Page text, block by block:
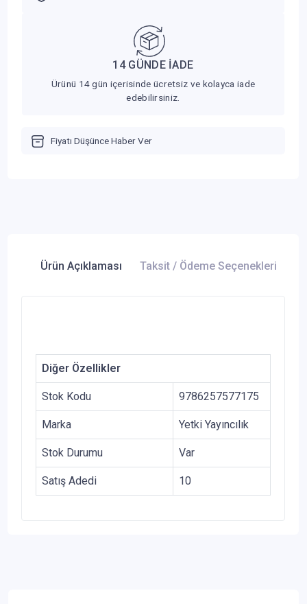
14 GÜNDE İADE
Ürünü 14 gün içerisinde ücretsiz ve kolayca iade
edebilirsiniz.
Fiyatı Düşünce Haber Ver
Ürün Açıklaması Taksit / Ödeme Seçenekleri
Diğer Özellikler
Stok Kodu 9786257577175
Marka Yetki Yayıncılık
Stok Durumu Var
Satış Adedi 10